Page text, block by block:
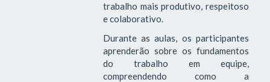
trabalho mais produtivo, respeitoso
e colaborativo.
Durante as aulas, os participantes
aprenderão sobre os fundamentos
do trabalho em equipe,
compreendendo como a